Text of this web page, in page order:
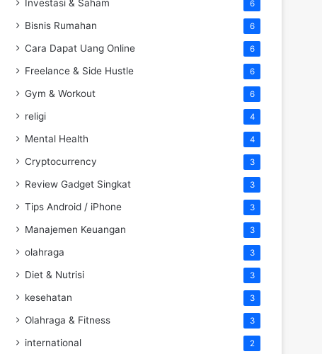
Investasi & Saham 6
Bisnis Rumahan 6
Cara Dapat Uang Online 6
Freelance & Side Hustle 6
Gym & Workout 6
religi 4
Mental Health 4
Cryptocurrency 3
Review Gadget Singkat 3
Tips Android / iPhone 3
Manajemen Keuangan 3
olahraga 3
Diet & Nutrisi 3
kesehatan 3
Olahraga & Fitness 3
international 2